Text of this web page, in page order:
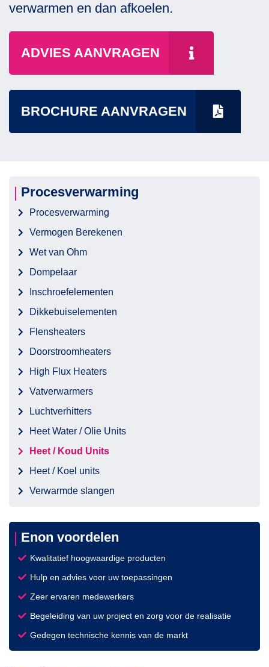
verwarmen en dan afkoelen.
ADVIES AANVRAGEN
BROCHURE AANVRAGEN
Procesverwarming
Procesverwarming
Vermogen Berekenen
Wet van Ohm
Dompelaar
Inschroefelementen
Dikkebuiselementen
Flensheaters
Doorstroomheaters
High Flux Heaters
Vatverwarmers
Luchtverhitters
Heet Water / Olie Units
Heet / Koud Units
Heet / Koel units
Verwarmde slangen
Enon voordelen
Kwalitatief hoogwaardige producten
Hulp en advies voor uw toepassingen
Zeer ervaren medewerkers
Begeleiding van uw project en zorg voor de realisatie
Gedegen technische kennis van de markt